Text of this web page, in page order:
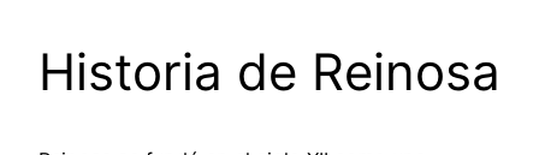
Historia de Reinosa